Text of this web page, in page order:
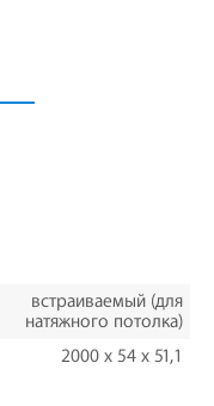
встраиваемый (для
натяжного потолка)
2000 x 54 x 51,1